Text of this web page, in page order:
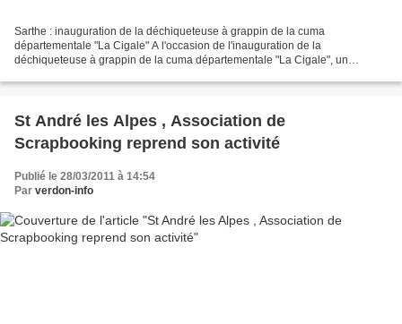
Sarthe : inauguration de la déchiqueteuse à grappin de la cuma
départementale "La Cigale" A l'occasion de l'inauguration de la
déchiqueteuse à grappin de la cuma départementale "La Cigale", un
St André les Alpes , Association de
Scrapbooking reprend son activité
Publié le 28/03/2011 à 14:54
Par verdon-info